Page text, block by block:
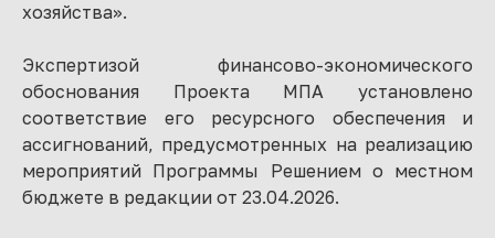
хозяйства».
Экспертизой финансово-экономического
обоснования Проекта МПА установлено
соответствие его ресурсного обеспечения и
ассигнований, предусмотренных на реализацию
мероприятий Программы Решением о местном
бюджете в редакции от 23.04.2026.